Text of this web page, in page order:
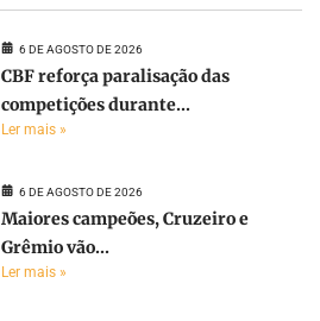
6 DE AGOSTO DE 2026
CBF reforça paralisação das
competições durante...
Ler mais »
6 DE AGOSTO DE 2026
Maiores campeões, Cruzeiro e
Grêmio vão...
Ler mais »